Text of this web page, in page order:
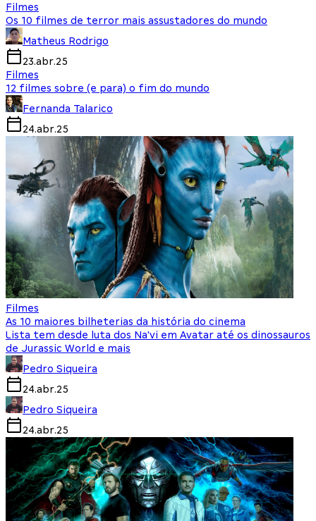
Filmes
Os 10 filmes de terror mais assustadores do mundo
Matheus Rodrigo
23.abr.25
Filmes
12 filmes sobre (e para) o fim do mundo
Fernanda Talarico
24.abr.25
Filmes
As 10 maiores bilheterias da história do cinema
Lista tem desde luta dos Na'vi em Avatar até os dinossauros
de Jurassic World e mais
Pedro Siqueira
24.abr.25
Pedro Siqueira
24.abr.25